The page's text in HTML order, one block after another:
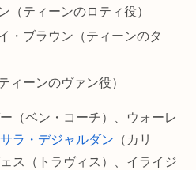
（ティーンのロティ役）
・ブラウン（ティーンのタ
ィーンのヴァン役）
（ベン・コーチ）、ウォーレ
サラ・デジャルダン （カリ
ス（トラヴィス）、イライジ